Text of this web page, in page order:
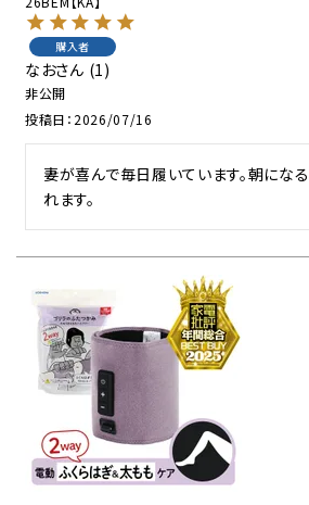
購入者
なお 1
非公開
投稿日 2026/07/16
妻が喜んで毎日履いています。朝にな
れます。